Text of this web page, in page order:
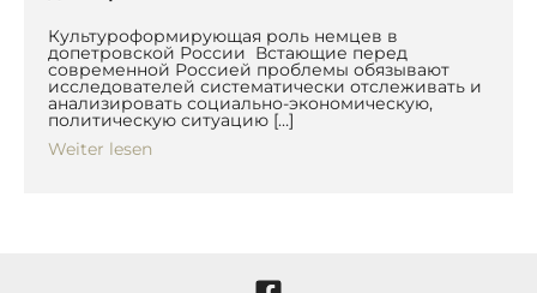
Культуроформирующая роль немцев в
допетровской России Встающие перед
современной Россией проблемы обязывают
исследователей систематически отслеживать и
анализировать социально-экономическую,
политическую ситуацию […]
Weiter lesen